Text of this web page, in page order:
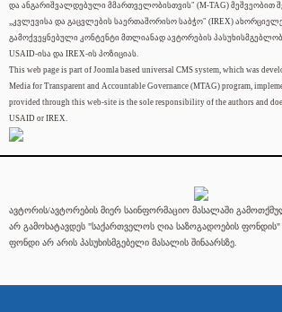
და ანგარიშვალდებული მმართველობისთვის" (M-TAG) მეშვეობით
„კვლევისა და გაცვლების საერთაშორისო საბჭო" (IREX)
გამოქვეყნებული კონტენტი მთლიანად ავტორების
USAID-ისა და IREX-ის პოზიციას.
This web page is part of Joomla based universal CMS system, which was
Media for Transparent and Accountable Governance (MTAG) program,
provided through this web-site is the sole responsibility of the authors and
USAID or IREX.
ავტორის/ავტორების მიერ საინფორმაციო მასალაში
არ გამოხატავდეს "საქართველოს ღია საზოგადოების ფონდის"
ფონდი არ არის პასუხისმგებელი მასალის შინაარსზე.